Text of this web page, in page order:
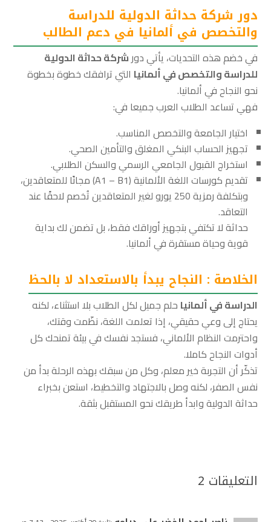
دور شركة حداثة الدولية للدراسة
والتخصص في ألمانيا في دعم الطالب
في خضم هذه التحديات، يأتي دور شركة حداثة الدولية
للدراسة والتخصص في ألمانيا التي ترافقك خطوة بخطوة
نحو النجاح في ألمانيا.
فهي تساعد الطلاب العرب جميعا في:
اختيار الجامعة والتخصص المناسب.
تجهيز الحساب البنكي المغلق والتأمين الصحي.
استخراج القبول الجامعي الرسمي والسكن الطلابي.
تقديم كورسات اللغة الألمانية (A1 – B1) مجانًا للمتعاقدين،
وبتكلفة رمزية 250 يورو لغير المتعاقدين تُخصم لاحقًا عند
التعاقد.
حداثة لا تكتفي بتجهيز أوراقك فقط، بل تضمن لك بداية
قوية وحياة مستقرة في ألمانيا.
الخلاصة : النجاح يبدأ بالاستعداد لا بالحظ
الدراسة في ألمانيا حلم جميل لكل الطلاب بلا استثناء، لكنه
يحتاج إلى وعي حقيقي، إذا تعلمت اللغة، نظّمت وقتك،
واحترمت النظام الألماني، فستجد نفسك في بيئة تمنحك كل
أدوات النجاح كاملا.
تذكّر أن التجربة خير معلم، وكل من سبقك بهذه الرحلة بدأ من
نفس الصفر، لكنه وصل بالاجتهاد والتخطيط، استعن بخبراء
حداثة الدولية وابدأ طريقك نحو المستقبل بثقة.
التعليقات 2